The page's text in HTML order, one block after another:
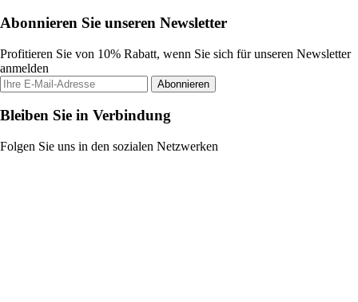
Abonnieren Sie unseren Newsletter
Profitieren Sie von 10% Rabatt, wenn Sie sich für unseren Newsletter
anmelden
Abonnieren
Bleiben Sie in Verbindung
Folgen Sie uns in den sozialen Netzwerken